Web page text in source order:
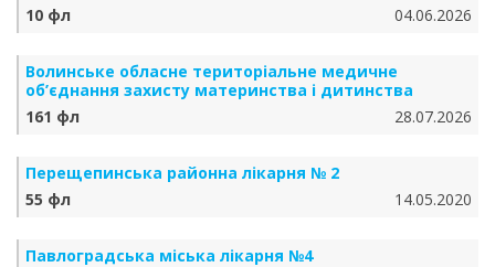
10 фл
04.06.2026
Волинське обласне територіальне медичне
об’єднання захисту материнства і дитинства
161 фл
28.07.2026
Перещепинська районна лікарня № 2
55 фл
14.05.2020
Павлоградська міська лікарня №4